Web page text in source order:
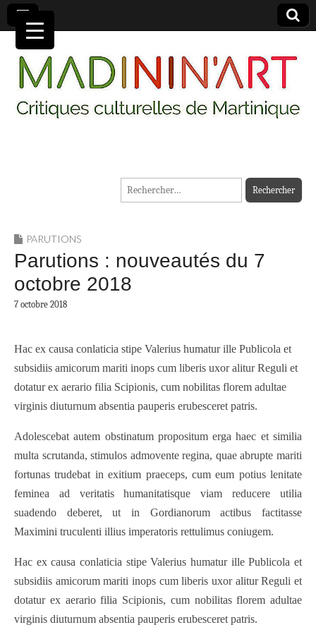
MADININ'ART
Rechercher :
PARUTIONS
Parutions : nouveautés du 7
octobre 2018
7 octobre 2018
Hac ex causa conlaticia stipe Valerius humatur ille Publicola et
subsidiis amicorum mariti inops cum liberis uxor alitur Reguli et
dotatur ex aerario filia Scipionis, cum nobilitas florem adultae
virginis diuturnum absentia pauperis erubesceret patris.
Adolescebat autem obstinatum propositum erga haec et similia
multa scrutanda, stimulos admovente regina, quae abrupte mariti
fortunas trudebat in exitium praeceps, cum eum potius lenitate
feminea ad veritatis humanitatisque viam reducere utilia
suadendo deberet, ut in Gordianorum actibus factitasse
Maximini truculenti illius imperatoris rettulimus coniugem.
Hac ex causa conlaticia stipe Valerius humatur ille Publicola et
subsidiis amicorum mariti inops cum liberis uxor alitur Reguli et
dotatur ex aerario filia Scipionis, cum nobilitas florem adultae
virginis diuturnum absentia pauperis erubesceret patris.